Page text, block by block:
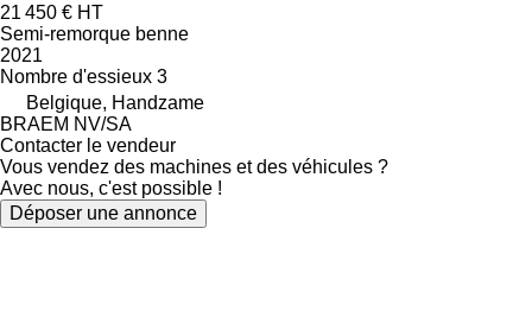
21 450 € HT
Semi-remorque benne
2021
Nombre d'essieux 3
Belgique, Handzame
BRAEM NV/SA
Contacter le vendeur
Vous vendez des machines et des véhicules ?
Avec nous, c'est possible !
Déposer une annonce